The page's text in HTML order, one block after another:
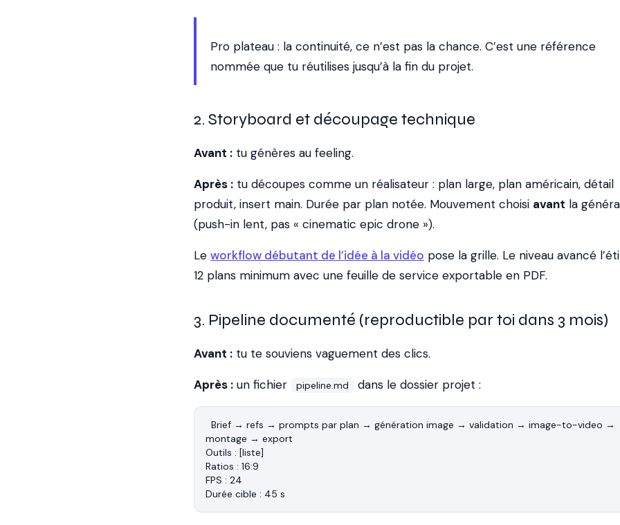
Pro plateau : la continuité, ce n’est pas la chance. C’est une référence
nommée que tu réutilises jusqu’à la fin du projet.
2. Storyboard et découpage technique
Avant : tu génères au feeling.
Après : tu découpes comme un réalisateur : plan large, plan américain, détail
produit, insert main. Durée par plan notée. Mouvement choisi avant la
(push-in lent, pas « cinematic epic drone »).
Le workflow débutant de l’idée à la vidéo pose la grille. Le niveau avancé
12 plans minimum avec une feuille de service exportable en PDF.
3. Pipeline documenté (reproductible par toi dans 3 mois)
Avant : tu te souviens vaguement des clics.
Après : un fichier pipeline.md dans le dossier projet :
Brief → refs → prompts par plan → génération image → validation → image-to-video →
montage → export
Outils : [liste]
Ratios : 16:9
FPS : 24